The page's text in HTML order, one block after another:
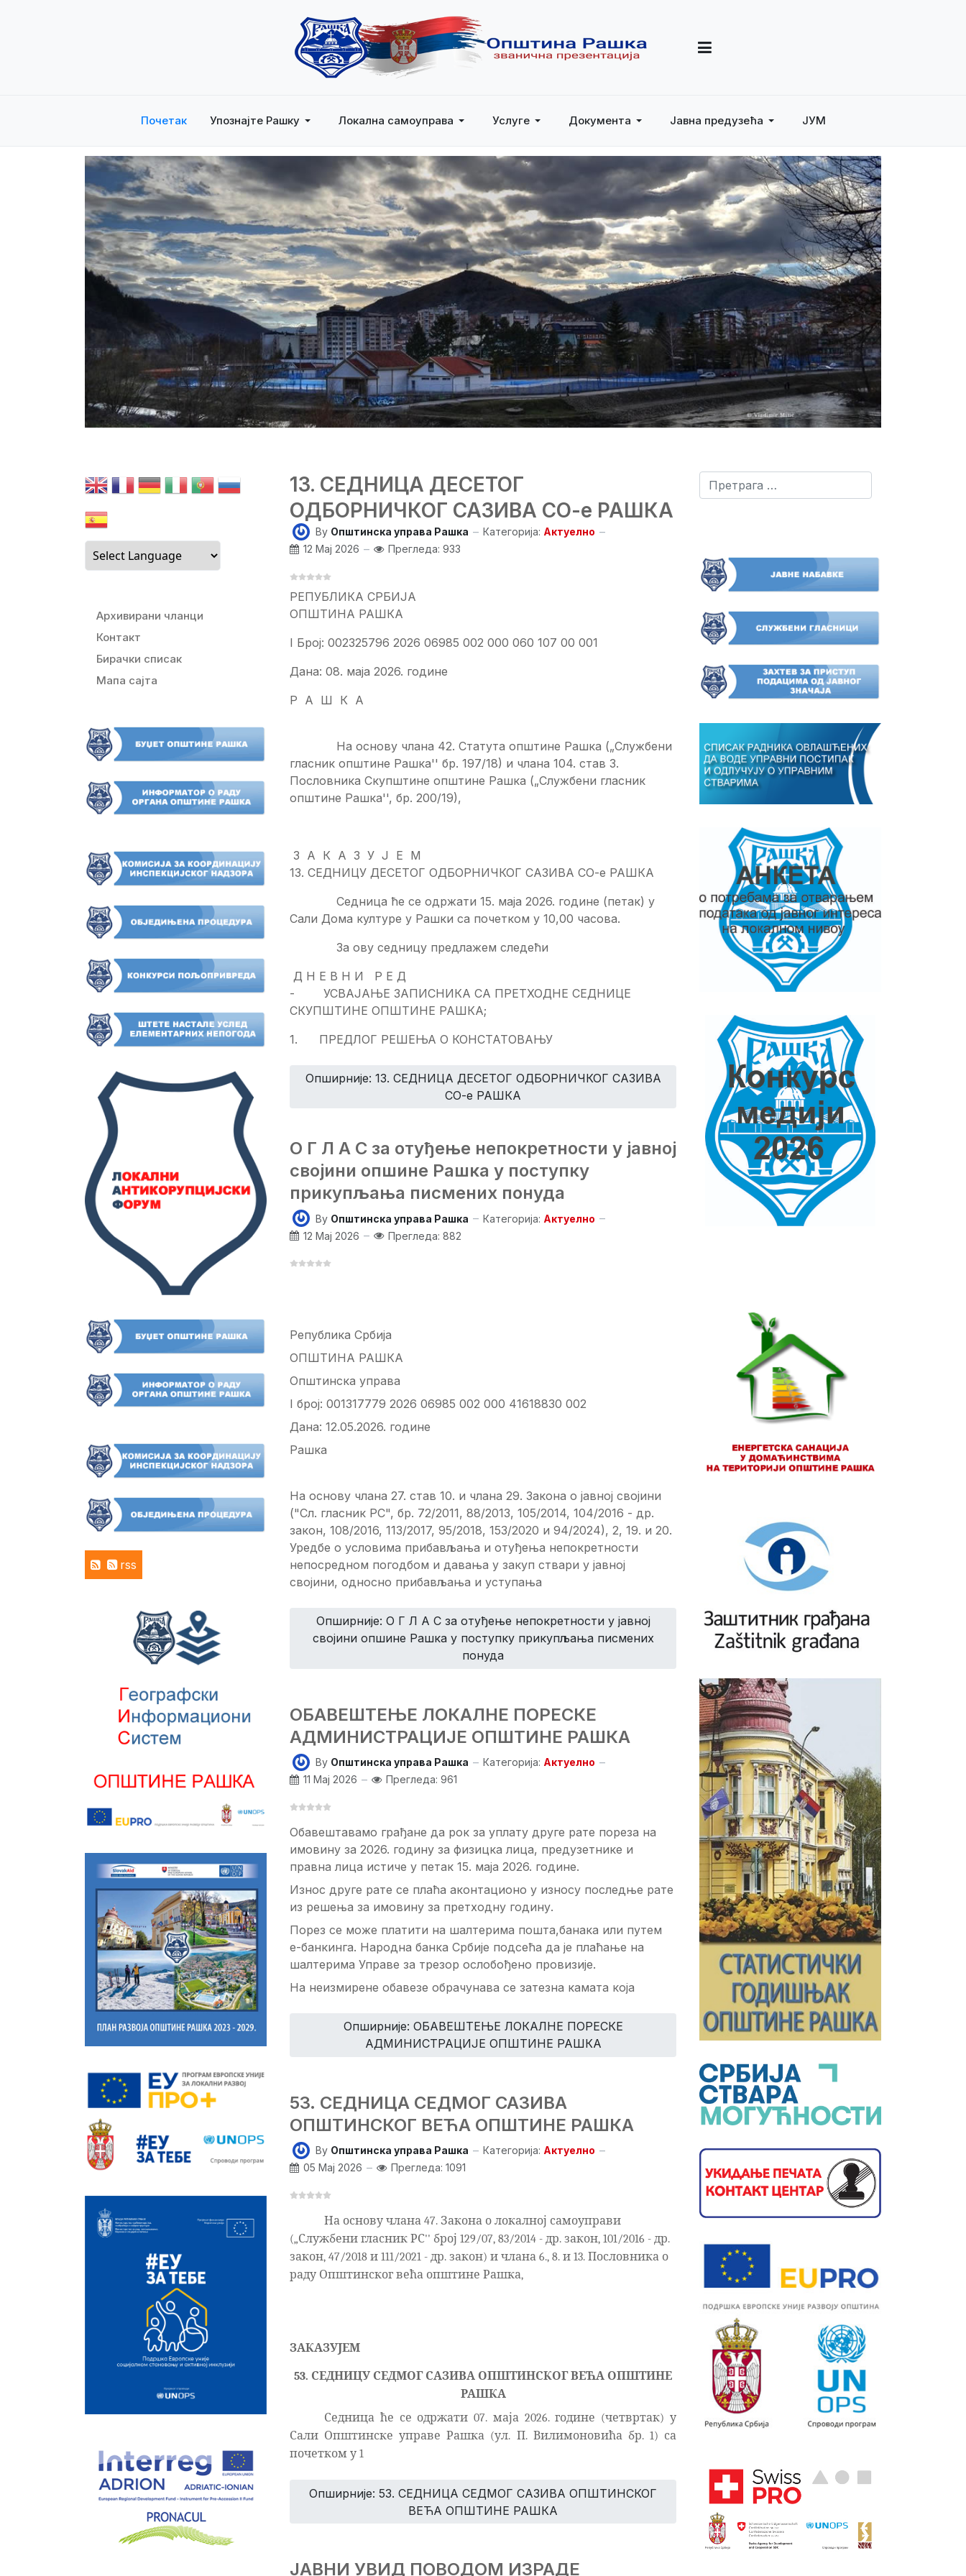
Почетак Упознајте Рашку Локална самоуправа Услуге Документа Јавна предузећа ЈУМ
13. СЕДНИЦА ДЕСЕТОГ
ОДБОРНИЧКОГ САЗИВА СО-е РАШКА
By Општинска управа Рашка Категорија: Актуелно
12 Мај 2026
Прегледа: 933
РЕПУБЛИКА СРБИЈА
ОПШТИНА РАШКА
I Број: 002325796 2026 06985 002 000 060 107 00 001
Дана: 08. маја 2026. године
Р А Ш К А
На основу члана 42. Статута општине Рашка („Службени
гласник општине Рашка'' бр. 197/18) и члана 104. став 3.
Пословника Скупштине општине Рашка („Службени гласник
општине Рашка'', бр. 200/19),
З А К А З У Ј Е М
13. СЕДНИЦУ ДЕСЕТОГ ОДБОРНИЧКОГ САЗИВА СО-е РАШКА
Седница ће се одржати 15. маја 2026. године (петак) у
Сали Дома културе у Рашки са почетком у 10,00 часова.
За ову седницу предлажем следећи
Д Н Е В Н И Р Е Д
- УСВАЈАЊЕ ЗАПИСНИКА СА ПРЕТХОДНЕ СЕДНИЦЕ
СКУПШТИНЕ ОПШТИНЕ РАШКА;
1. ПРЕДЛОГ РЕШЕЊА О КОНСТАТОВАЊУ
Опширније: 13. СЕДНИЦА ДЕСЕТОГ ОДБОРНИЧКОГ САЗИВА
СО-е РАШКА
О Г Л А С за отуђење непокретности у јавној
својини опшине Рашка у поступку
прикупљања писмених понуда
By Општинска управа Рашка Категорија: Актуелно
12 Мај 2026
Прегледа: 882
Република Србија
ОПШТИНА РАШКА
Општинска управа
I број: 001317779 2026 06985 002 000 41618830 002
Дана: 12.05.2026. године
Рашка
На основу члана 27. став 10. и члана 29. Закона о јавној својини
("Сл. гласник РС", бр. 72/2011, 88/2013, 105/2014, 104/2016 - др.
закон, 108/2016, 113/2017, 95/2018, 153/2020 и 94/2024), 2, 19. и 20.
Уредбе о условима прибављања и отуђења непокретности
непосредном погодбом и давања у закуп ствари у јавној
својини, односно прибављања и уступања
Опширније: О Г Л А С за отуђење непокретности у јавној
својини опшине Рашка у поступку прикупљања писмених
понуда
ОБАВЕШТЕЊЕ ЛОКАЛНЕ ПОРЕСКЕ
АДМИНИСТРАЦИЈЕ ОПШТИНЕ РАШКА
By Општинска управа Рашка Категорија: Актуелно
11 Мај 2026
Прегледа: 961
Обавештавамо грађане да рок за уплату друге рате пореза на
имовину за 2026. годину за физицка лица, предузетнике и
правна лица истиче у петак 15. маја 2026. године.
Износ друге рате се плаћа аконтационо у износу последње рате
из решења за имовину за претходну годину.
Порез се може платити на шалтерима пошта,банака или путем
е-банкинга. Народна банка Србије подсећа да је плаћање на
шалтерима Управе за трезор ослобођено провизије.
На неизмирене обавезе обрачунава се затезна камата која
Опширније: ОБАВЕШТЕЊЕ ЛОКАЛНЕ ПОРЕСКЕ
АДМИНИСТРАЦИЈЕ ОПШТИНЕ РАШКА
53. СЕДНИЦА СЕДМОГ САЗИВА
ОПШТИНСКОГ ВЕЋА ОПШТИНЕ РАШКА
By Општинска управа Рашка Категорија: Актуелно
05 Мај 2026
Прегледа: 1091
На основу члана 47. Закона о локалној самоуправи
(„Службени гласник РС'' број 129/07, 83/2014 - др. закон, 101/2016 - др.
закон, 47/2018 и 111/2021 - др. закон) и члана 6., 8. и 13. Пословника о
раду Општинског већа општине Рашка,
ЗАКАЗУЈЕМ
53. СЕДНИЦУ СЕДМОГ САЗИВА ОПШТИНСКОГ ВЕЋА ОПШТИНЕ
РАШКА
Седница ће се одржати 07. маја 2026. године (четвртак) у
Сали Општинске управе Рашка (ул. П. Вилимоновића бр. 1) са
почетком у 1
Опширније: 53. СЕДНИЦА СЕДМОГ САЗИВА ОПШТИНСКОГ
ВЕЋА ОПШТИНЕ РАШКА
ЈАВНИ УВИД ПОВОДОМ ИЗРАДЕ
Архивирани чланци
Контакт
Бирачки списак
Мапа сајта
rss
Претрага